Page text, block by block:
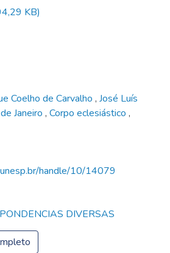
KB)
Coelho de Carvalho , José Luís
Janeiro , Corpo eclesiástico ,
handle/10/14079
DIVERSAS